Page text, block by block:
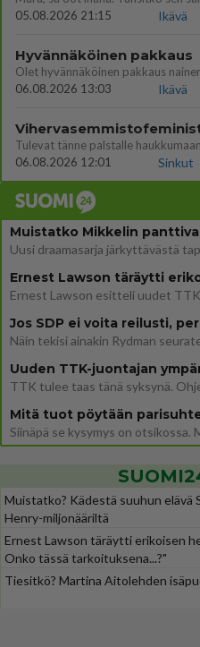
05.08.2026 21:15
Ikävä
Hyvännäköinen pakkaus
Olet hyvännäköinen pakkaus
06.08.2026 13:03
Ikävä
06.08.2026 12:01
Sinkut
Muistatko Mikkelin
Mitä tuot pöytään
Muistatko? Kädestä suuhun elävä
Henry-miljonääriltä
Ernest Lawson täräytti erikoisen
Onko tässä tarkoituksena...?"
Tiesitkö? Martina Aitolehden